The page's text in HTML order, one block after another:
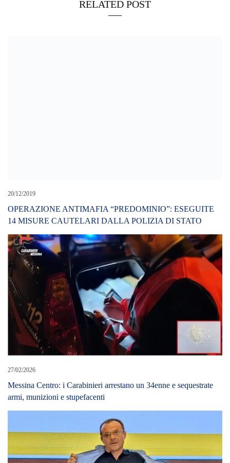
RELATED POST
27/02/2026
Messina Centro: i Carabinieri arrestano un 34enne e sequestrate
armi, munizioni e stupefacenti
Sistema “contributi” al partito, Cannata indagato a Siracusa. Le
accuse sono la fotocopia del modello De Luca.